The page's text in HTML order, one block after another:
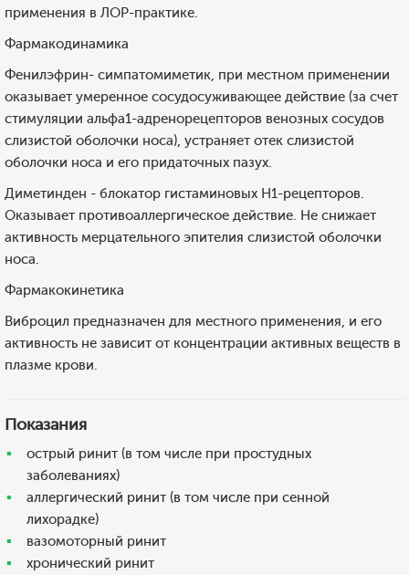
применения в ЛОР-практике.
Фармакодинамика
Фенилэфрин- симпатомиметик, при местном применении
оказывает умеренное сосудосуживающее действие (за счет
стимуляции альфа1-адренорецепторов венозных сосудов
слизистой оболочки носа), устраняет отек слизистой
оболочки носа и его придаточных пазух.
Диметинден - блокатор гистаминовых H1-рецепторов.
Оказывает противоаллергическое действие. Не снижает
активность мерцательного эпителия слизистой оболочки
носа.
Фармакокинетика
Виброцил предназначен для местного применения, и его
активность не зависит от концентрации активных веществ в
плазме крови.
Показания
острый ринит (в том числе при простудных
заболеваниях)
аллергический ринит (в том числе при сенной
лихорадке)
вазомоторный ринит
хронический ринит